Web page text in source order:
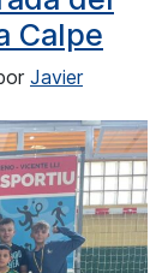
Calpe
Javier